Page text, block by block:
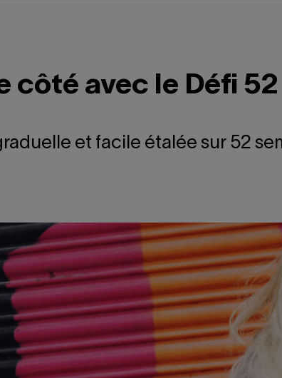
côté avec le Défi
et facile étalée sur 52